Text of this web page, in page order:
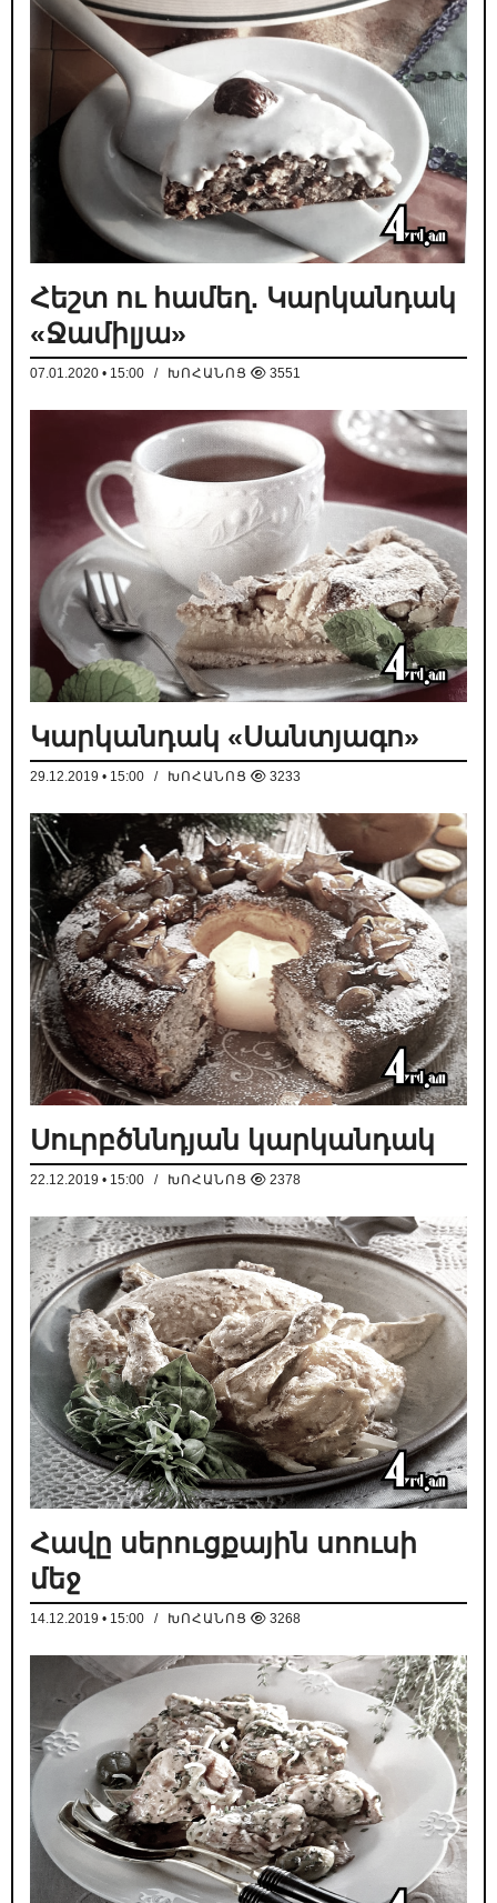
Հեշտ ու համեղ. Կարկանդակ
«Ջամիլյա»
07.01.2020 • 15:00 / ԽՈՀԱՆՈՑ 3551
Կարկանդակ «Սանտյագո»
29.12.2019 • 15:00 / ԽՈՀԱՆՈՑ 3233
Սուրբծննդյան կարկանդակ
22.12.2019 • 15:00 / ԽՈՀԱՆՈՑ 2378
Հավը սերուցքային սոուսի
մեջ
14.12.2019 • 15:00 / ԽՈՀԱՆՈՑ 3268